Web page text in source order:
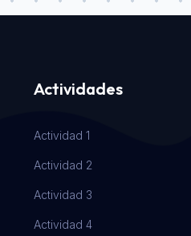
Actividades
Actividad 1
Actividad 2
Actividad 3
Actividad 4